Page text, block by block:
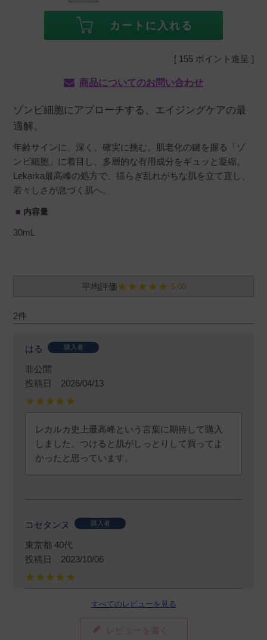
カートに入れる
[ 155 ポイント進呈 ]
商品についてのお問い合わせ
ゾンビ細胞にアプローチする、エイジングケアの最
適解。
年齢サインに、深く、確実に挑む。肌老化の鍵を握る「ゾ
ンビ細胞」に着目し、多層的な有用成分をギュッと凝縮。
Lekarka最高峰の処方で、揺らぎ乱れがちな肌を立て直し、
若々しさが息づく肌へ。
内容量
30mL
5.00
2
はる 購入者
非公開
投稿日
2026/04/13
レカルカ史上最高峰という言葉に期待して購入
しました。つけると肌がしっとりして買ってよ
かったと思っています。
コセタンヌ 購入者
東京都 40代
投稿日
2023/10/06
使用感とても良いです。朝、化粧水の後に、私
の場合はワンプッシュで十分しっとりします。
ベタつかず使用後直ぐに日焼け止めを塗っても
すべてのレビューを見る
レビューを書く